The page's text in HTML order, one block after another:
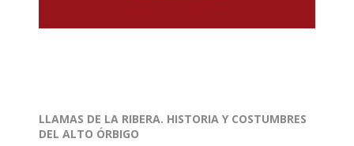
LLAMAS DE LA RIBERA. HISTORIA Y COSTUMBRES
DEL ALTO ÓRBIGO